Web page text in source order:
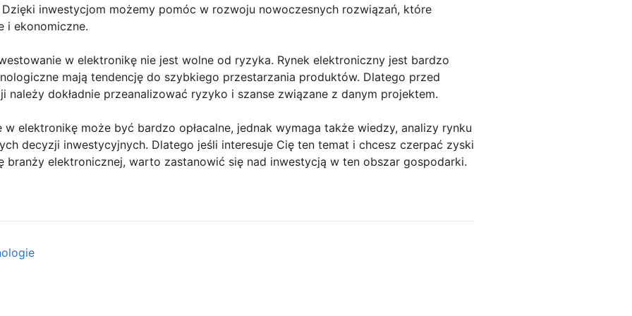
inwestycjom możemy pomóc w rozwoju nowoczesnych rozwiązań, które
i ekonomiczne.
w elektronikę nie jest wolne od ryzyka. Rynek elektroniczny jest bardzo
mają tendencję do szybkiego przestarzania produktów. Dlatego przed
należy dokładnie przeanalizować ryzyko i szanse związane z danym projektem.
w elektronikę może być bardzo opłacalne, jednak wymaga także wiedzy, analizy rynku
decyzji inwestycyjnych. Dlatego jeśli interesuje Cię ten temat i chcesz czerpać zyski
branży elektronicznej, warto zastanowić się nad inwestycją w ten obszar gospodarki.